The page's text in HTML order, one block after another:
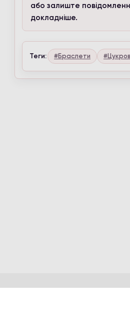
або залиште
докладніше.
Теги: #Браслети